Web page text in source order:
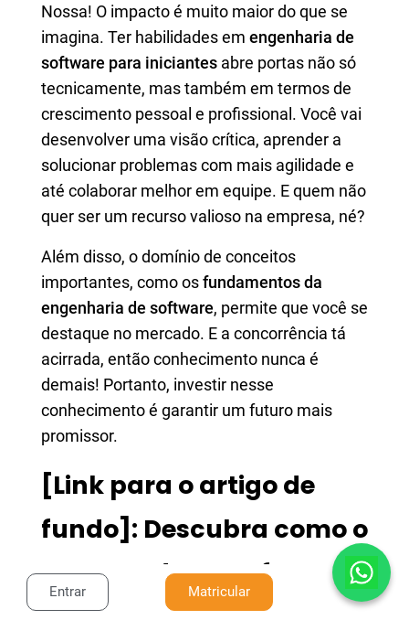
Nossa! O impacto é muito maior do que se
imagina. Ter habilidades em engenharia de
software para iniciantes abre portas não só
tecnicamente, mas também em termos de
crescimento pessoal e profissional. Você vai
desenvolver uma visão crítica, aprender a
solucionar problemas com mais agilidade e
até colaborar melhor em equipe. E quem não
quer ser um recurso valioso na empresa, né?
Além disso, o domínio de conceitos
importantes, como osfundamentos da
engenharia de software, permite que você se
destaque no mercado. E a concorrência tá
acirrada, então conhecimento nunca é
demais! Portanto, investir nesse
conhecimento é garantir um futuro mais
promissor.
[Link para o artigo de
fundo]: Descubra como o
curso pode transformar
Entrar Matricular